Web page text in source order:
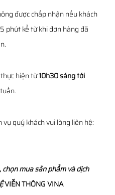
được chấp nhận nếu khách
phút kể từ khi đơn hàng đã
hiện từ10h30 sáng tới
quý khách vui lòng liên hệ:
mua sản phẩm và dịch
VIỄN THÔNGVINA